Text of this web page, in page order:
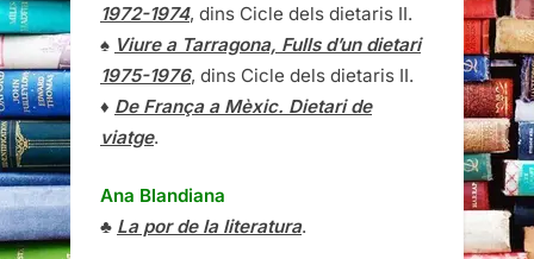
1972-1974, dins Cicle dels dietaris II.
♠ Viure a Tarragona, Fulls d’un dietari
1975-1976, dins Cicle dels dietaris II.
♦ De França a Mèxic. Dietari de
viatge.
Ana Blandiana
♣ La por de la literatura.